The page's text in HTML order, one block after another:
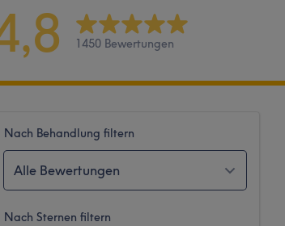
1450 Bewertungen
Nach Behandlung filtern
Alle Bewertungen
Nach Sternen filtern